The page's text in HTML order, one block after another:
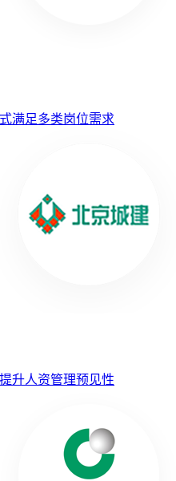
满足多类岗位需求
升人资管理预见性